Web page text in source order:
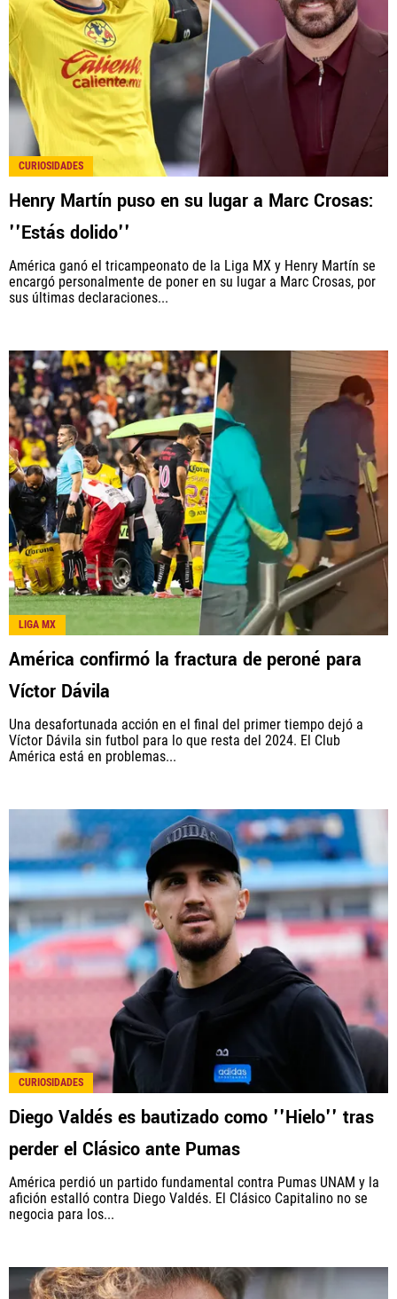
CURIOSIDADES
Henry Martín puso en su lugar a Marc Crosas:
''Estás dolido''
América ganó el tricampeonato de la Liga MX y Henry Martín se
encargó personalmente de poner en su lugar a Marc Crosas, por
sus últimas declaraciones...
LIGA MX
América confirmó la fractura de peroné para
Víctor Dávila
Una desafortunada acción en el final del primer tiempo dejó a
Víctor Dávila sin futbol para lo que resta del 2024. El Club
América está en problemas...
CURIOSIDADES
Diego Valdés es bautizado como ''Hielo'' tras
perder el Clásico ante Pumas
América perdió un partido fundamental contra Pumas UNAM y la
afición estalló contra Diego Valdés. El Clásico Capitalino no se
negocia para los...